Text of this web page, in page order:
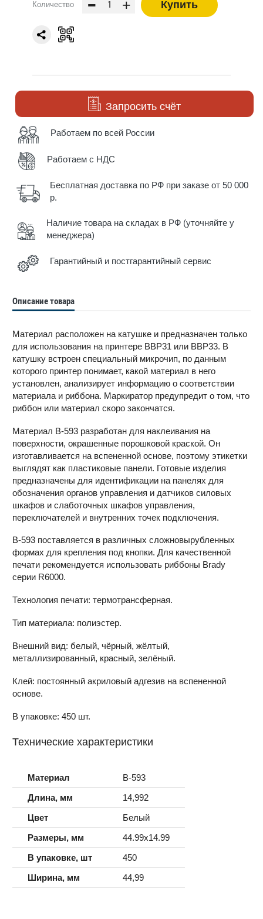
Количество + Купить
Запросить счёт
Работаем по всей России
Работаем с НДС
Бесплатная доставка по РФ при заказе от 50 000
р.
Наличие товара на складах в РФ (уточняйте у
менеджера)
Гарантийный и постгарантийный сервис
Описание товара
Материал расположен на катушке и предназначен только
для использования на принтере BBP31 или BBP33. В
катушку встроен специальный микрочип, по данным
которого принтер понимает, какой материал в него
установлен, анализирует информацию о соответствии
материала и риббона. Маркиратор предупредит о том, что
риббон или материал скоро закончатся.
Материал В-593 разработан для наклеивания на
поверхности, окрашенные порошковой краской. Он
изготавливается на вспененной основе, поэтому этикетки
выглядят как пластиковые панели. Готовые изделия
предназначены для идентификации на панелях для
обозначения органов управления и датчиков силовых
шкафов и слаботочных шкафов управления,
переключателей и внутренних точек подключения.
В-593 поставляется в различных сложновырубленных
формах для крепления под кнопки. Для качественной
печати рекомендуется использовать риббоны Brady
серии R6000.
Технология печати: термотрансферная.
Тип материала: полиэстер.
Внешний вид: белый, чёрный, жёлтый,
металлизированный, красный, зелёный.
Клей: постоянный акриловый адгезив на вспененной
основе.
В упаковке: 450 шт.
Технические характеристики
Материал
B-593
Длина, мм
14,992
Цвет
Белый
Размеры, мм
44.99x14.99
В упаковке, шт
450
Ширина, мм
44,99